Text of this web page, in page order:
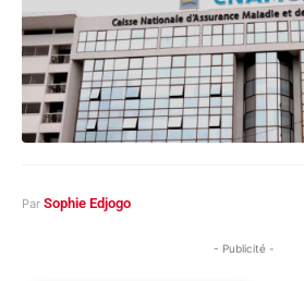
Par Sophie Edjogo
- Publicité -